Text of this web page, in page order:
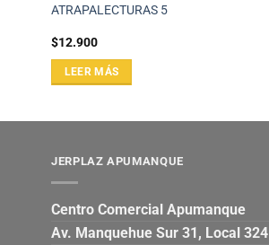
ATRAPALECTURAS 5
$12.900
LEER MÁS
JERPLAZ APUMANQUE
Centro Comercial Apumanque
Av. Manquehue Sur 31, Local 324